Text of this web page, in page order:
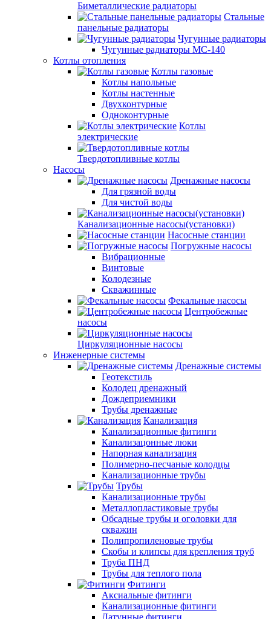
Биметаллические радиаторы
Стальные
панельные радиаторы
Чугунные радиаторы
Чугунные радиаторы МС-140
Котлы отопления
Котлы газовые
Котлы напольные
Котлы настенные
Двухконтурные
Одноконтурные
Котлы
электрические
Твердотопливные котлы
Насосы
Дренажные насосы
Для грязной воды
Для чистой воды
Канализационные насосы(установки)
Насосные станции
Погружные насосы
Вибрационные
Винтовые
Колодезные
Скважинные
Фекальные насосы
Центробежные
насосы
Циркуляционные насосы
Инженерные системы
Дренажные системы
Геотекстиль
Колодец дренажный
Дождеприемники
Трубы дренажные
Канализация
Канализационные фитинги
Канализацонные люки
Напорная канализация
Полимерно-песчаные колодцы
Канализационные трубы
Трубы
Канализационные трубы
Металлопластиковые трубы
Обсадные трубы и оголовки для
скважин
Полипропиленовые трубы
Скобы и клипсы для крепления труб
Труба ПНД
Трубы для теплого пола
Фитинги
Аксиальные фитинги
Канализационные фитинги
Латунные фитинги